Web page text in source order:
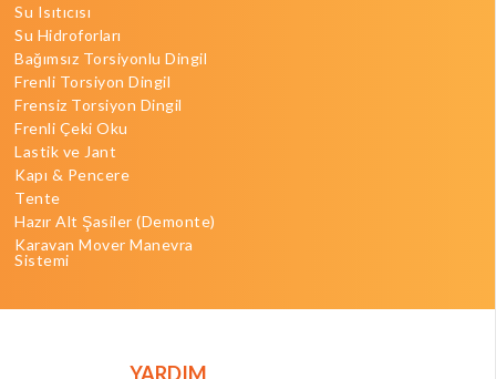
Su Isıtıcısı
Su Hidroforları
Bağımsız Torsiyonlu Dingil
Frenli Torsiyon Dingil
Frensiz Torsiyon Dingil
Frenli Çeki Oku
Lastik ve Jant
Kapı & Pencere
Tente
Hazır Alt Şasiler (Demonte)
Karavan Mover Manevra
Sistemi
YARDIM